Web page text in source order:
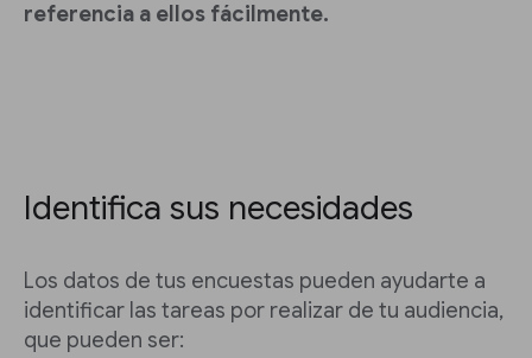
referencia a ellos fácilmente.
Identifica sus necesidades
Los datos de tus encuestas pueden ayudarte a
identificar las tareas por realizar de tu audiencia,
que pueden ser: